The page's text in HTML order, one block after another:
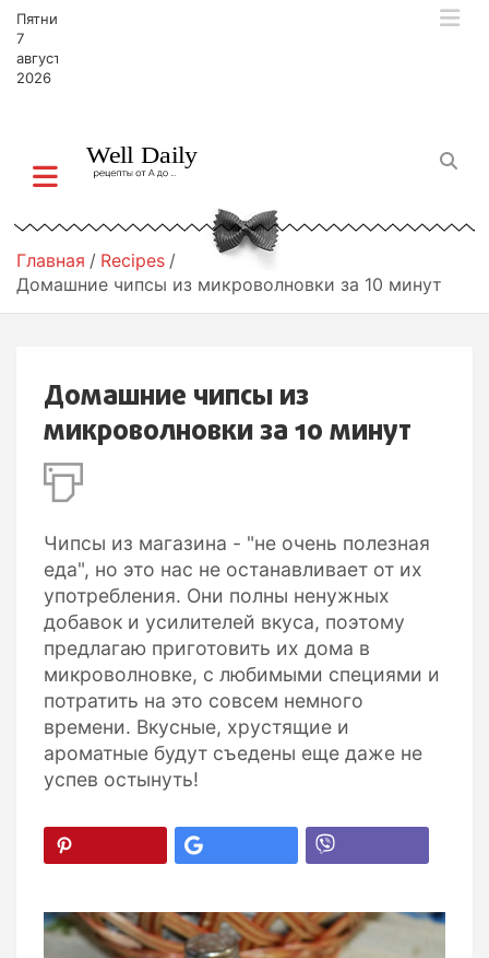
Пятница,
7
августа,
2026
Главная
Recipes
Домашние чипсы из микроволновки за 10 минут
Домашние чипсы из
микроволновки за 10 минут
Чипсы из магазина - "не очень полезная
еда", но это нас не останавливает от их
употребления. Они полны ненужных
добавок и усилителей вкуса, поэтому
предлагаю приготовить их дома в
микроволновке, с любимыми специями и
потратить на это совсем немного
времени. Вкусные, хрустящие и
ароматные будут съедены еще даже не
успев остынуть!